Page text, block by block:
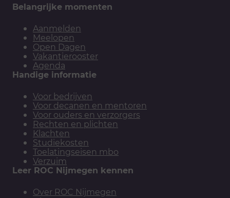
Belangrijke momenten
Aanmelden
Meelopen
Open Dagen
Vakantierooster
Agenda
Handige informatie
Voor bedrijven
Voor decanen en mentoren
Voor ouders en verzorgers
Rechten en plichten
Klachten
Studiekosten
Toelatingseisen mbo
Verzuim
Leer ROC Nijmegen kennen
Over ROC Nijmegen